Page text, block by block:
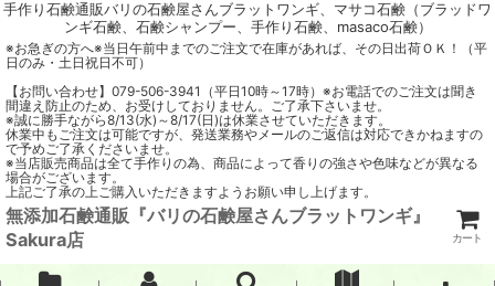
手作り石鹸通販バリの石鹸屋さんブラットワンギ、マサコ石鹸（ブラッドワ
ンギ石鹸、石鹸シャンプー、手作り石鹸、masaco石鹸）
※お急ぎの方へ※当日午前中までのご注文で在庫があれば、その日出荷ＯＫ！（平
日のみ・土日祝日不可）
【お問い合わせ】079-506-3941（平日10時～17時）※お電話でのご注文は聞き
間違え防止のため、お受けしておりません。ご了承下さいませ。
※誠に勝手ながら8/13(水)～8/17(日)は休業させていただきます。
休業中もご注文は可能ですが、発送業務やメールのご返信は対応できかねますの
で予めご了承くださいませ。
※当店販売商品は全て手作りの為、商品によって香りの強さや色味などが異なる
場合がございます。
上記ご了承の上ご購入いただきますようお願い申し上げます。
無添加石鹸通販『バリの石鹸屋さんブラットワンギ』
Sakura店
カート